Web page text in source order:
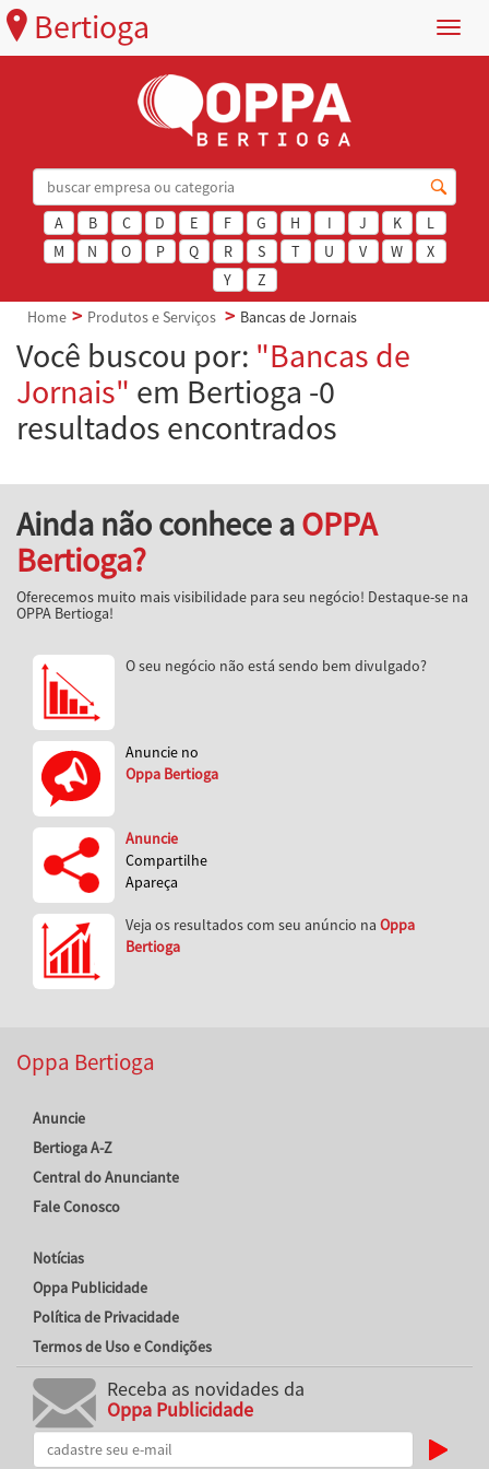
Menu
Bertioga
A B C D E F G H I J K
L
M
N O P Q R S T U V W
X
Y
Z
Home
Produtos e Serviços Bancas de Jornais
Você buscou por: "Bancas de
Jornais" em Bertioga -0
resultados encontrados
Ainda não conhece aOPPA
Bertioga?
Oferecemos muito mais visibilidade para seu negócio! Destaque-se na
OPPA Bertioga!
O seu negócio não está sendo bem divulgado?
Anuncie no
Oppa Bertioga
Anuncie
Compartilhe
Apareça
Veja os resultados com seu anúncio na Oppa
Bertioga
Oppa Bertioga
Anuncie
Bertioga A-Z
Central do Anunciante
Fale Conosco
Notícias
Oppa Publicidade
Política de Privacidade
Termos de Uso e Condições
Receba as novidades da
Oppa Publicidade